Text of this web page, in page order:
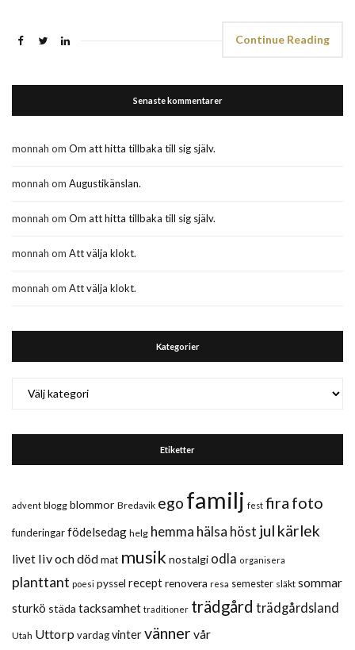
Continue Reading
Senaste kommentarer
monnah om Om att hitta tillbaka till sig själv.
monnah om Augustikänslan.
monnah om Om att hitta tillbaka till sig själv.
monnah om Att välja klokt.
monnah om Att välja klokt.
Kategorier
Etiketter
advent blogg blommor Bredavik ego familj fest fira foto
funderingarfödelsedag helg hemma hälsa höst jul kärlek
livet liv och dödmat musik nostalgi odla organisera
planttant poesi pyssel receptrenovera resa semester släkt sommar
sturkö städa tacksamhet traditioner trädgård trädgårdsland
Utah Uttorp vardagvintervänner vår